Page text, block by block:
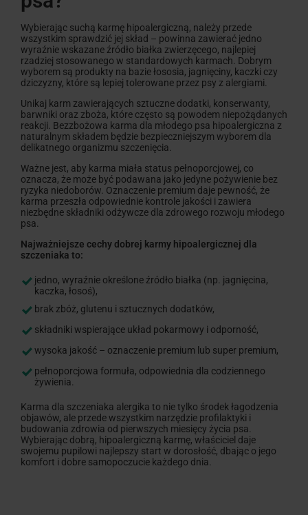
Wybierając suchą karmę hipoalergiczną, należy przede
wszystkim sprawdzić jej skład – powinna zawierać jedno
wyraźnie wskazane źródło białka zwierzęcego, najlepiej
rzadziej stosowanego w standardowych karmach. Dobrym
wyborem są produkty na bazie łososia, jagnięciny, kaczki czy
dziczyzny, które są lepiej tolerowane przez psy z alergiami.
Unikaj karm zawierających sztuczne dodatki, konserwanty,
barwniki oraz zboża, które często są powodem niepożądanych
reakcji. Bezzbożowa karma dla młodego psa hipoalergiczna z
naturalnym składem będzie bezpieczniejszym wyborem dla
delikatnego organizmu szczenięcia.
Ważne jest, aby karma miała status pełnoporcjowej, co
oznacza, że może być podawana jako jedyne pożywienie bez
ryzyka niedoborów. Oznaczenie premium daje pewność, że
karma przeszła odpowiednie kontrole jakości i zawiera
niezbędne składniki odżywcze dla zdrowego rozwoju młodego
psa.
Najważniejsze cechy dobrej karmy hipoalergicznej dla
szczeniaka to:
jedno, wyraźnie określone źródło białka (np. jagnięcina,
kaczka, łosoś),
brak zbóż, glutenu i sztucznych dodatków,
składniki wspierające układ pokarmowy i odporność,
wysoka jakość – oznaczenie premium lub super premium,
pełnoporcjowa formuła, odpowiednia dla codziennego
żywienia.
Karma dla szczeniaka alergika to nie tylko środek łagodzenia
objawów, ale przede wszystkim narzędzie profilaktyki i
budowania zdrowia od pierwszych miesięcy życia psa.
Wybierając dobrą, hipoalergiczną karmę, właściciel daje
swojemu pupilowi najlepszy start w dorosłość, dbając o jego
komfort i dobre samopoczucie każdego dnia.